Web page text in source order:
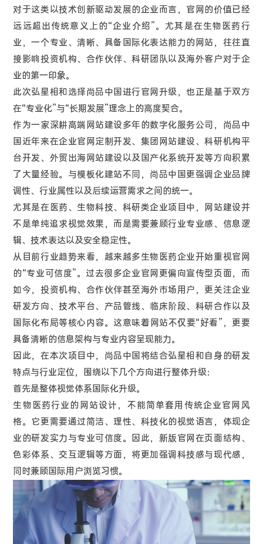
对于这类以技术创新驱动发展的企业而言，官网的价值已经
远远超出传统意义上的“企业介绍”。尤其是在生物医药行
业，一个专业、清晰、具备国际化表达能力的网站，往往直
接影响投资机构、合作伙伴、科研团队以及海外客户对于企
业的第一印象。
此次弘星相和选择尚品中国进行官网升级，也正是基于双方
在“专业化”与“长期发展”理念上的高度契合。
作为一家深耕高端网站建设多年的数字化服务公司，尚品中
国近年来在企业官网定制开发、集团网站建设、科研机构平
台开发、外贸出海网站建设以及国产化系统开发等方向积累
了大量经验。与模板化建站不同，尚品中国更强调企业品牌
调性、行业属性以及后续运营需求之间的统一。
尤其是在医药、生物科技、科研类企业项目中，网站建设并
不是单纯追求视觉效果，而是需要兼顾行业专业感、信息逻
辑、技术表达以及安全稳定性。
从目前行业趋势来看，越来越多生物医药企业开始重视官网
的“专业可信度”。过去很多企业官网更偏向宣传型页面，而
如今，投资机构、合作伙伴甚至海外市场用户，更关注企业
研发方向、技术平台、产品管线、临床阶段、科研合作以及
国际化布局等核心内容。这意味着网站不仅要“好看”，更要
具备清晰的信息架构与专业内容呈现能力。
因此，在本次项目中，尚品中国将结合弘星相和自身的研发
特点与行业定位，围绕以下几个方向进行整体升级：
首先是整体视觉体系国际化升级。
生物医药行业的网站设计，不能简单套用传统企业官网风
格。它更需要通过简洁、理性、科技化的视觉语言，体现企
业的研发实力与专业可信度。因此，新版官网在页面结构、
色彩体系、交互逻辑等方面，将更加强调科技感与现代感，
同时兼顾国际用户浏览习惯。